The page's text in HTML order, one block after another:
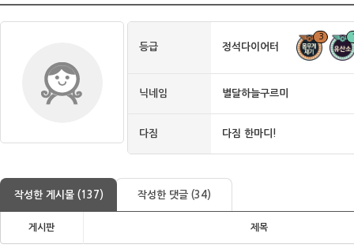
등급 정석다이어터
3
닉네임 별달하늘구르미
다짐 다짐 한마디!
작성한 게시물 (137) 작성한 댓글 (34)
게시판 제목